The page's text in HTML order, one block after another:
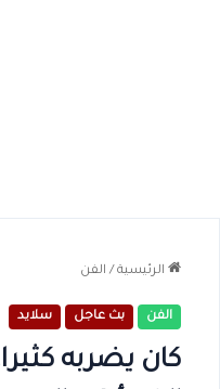
الرئيسية / الفن
الفن بث عاجل سلايد
كان يضربه